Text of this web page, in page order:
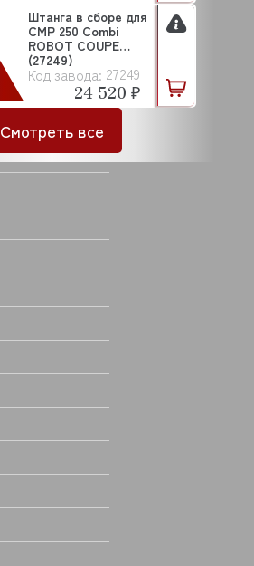
Код завода: 27249
Штанга в сборе для
СМР 250 Combi
ROBOT COUPE
(27249)
24 520 ₽
Смотреть все